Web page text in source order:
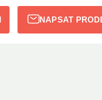
NAPSAT